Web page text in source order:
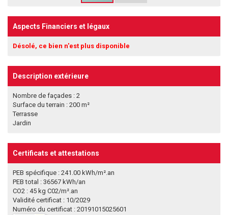
Aspects Financiers et légaux
Désolé, ce bien n'est plus disponible
Description extérieure
Nombre de façades : 2
Surface du terrain : 200 m²
Terrasse
Jardin
Certificats et attestations
PEB spécifique : 241.00 kWh/m².an
PEB total : 36567 kWh/an
CO2 : 45 kg C02/m².an
Validité certificat : 10/2029
Numéro du certificat : 20191015025601